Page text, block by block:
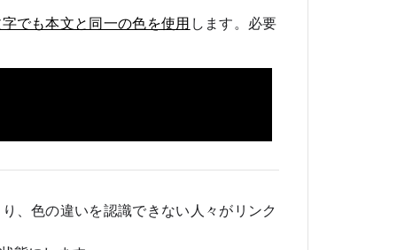
でも本文と同一の色を使用 します。必要
、色の違いを認識できない人々がリンク